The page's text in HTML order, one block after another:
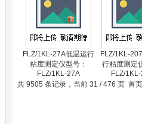
FLZ/1KL-27A低温运行
粘度测定仪型号：
FLZ/1KL-27A
FLZ/1KL-
行粘度测定
FLZ/
共 9505 条记录，当前 31 / 476 页 首页